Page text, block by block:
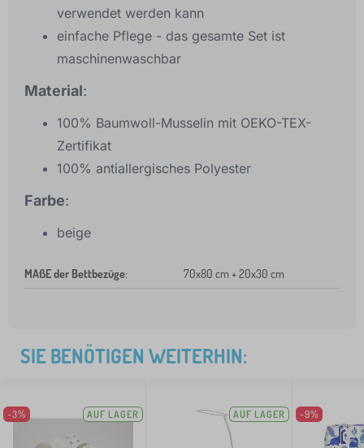
verwendet werden kann
einfache Pflege - das gesamte Set ist
maschinenwaschbar
Material:
100% Baumwoll-Musselin mit OEKO-TEX-
Zertifikat
100% antiallergisches Polyester
Farbe:
beige
MAßE der Bettbezüge: 70x80 cm + 20x30 cm
SIE BENÖTIGEN WEITERHIN:
-3% AUF LAGER AUF LAGER -9%